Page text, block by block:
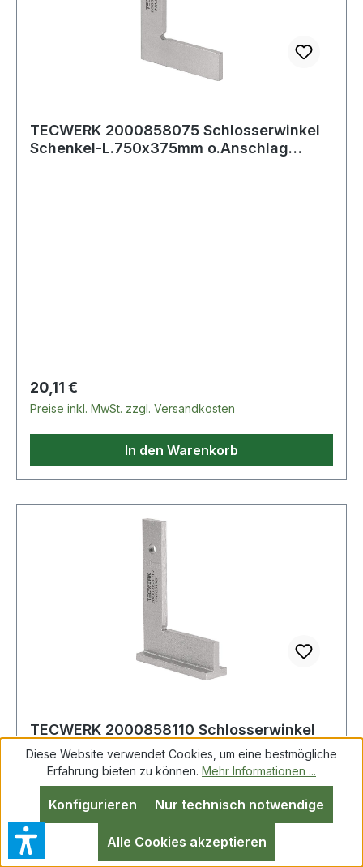
TECWERK 2000858075 Schlosserwinkel
Schenkel-L.750x375mm o.Anschlag
Regulärer Preis:
20,11 €
Preise inkl. MwSt. zzgl. Versandkosten
In den Warenkorb
TECWERK 2000858110 Schlosserwinkel
Schenkel-L.100x70mm m.Anschlag
TECWERK 200085
Diese Website verwendet Cookies, um eine bestmögliche
Erfahrung bieten zu können. Mehr Informationen ...
Nur technisch notwendige
Konfigurieren
Alle Cookies akzeptieren